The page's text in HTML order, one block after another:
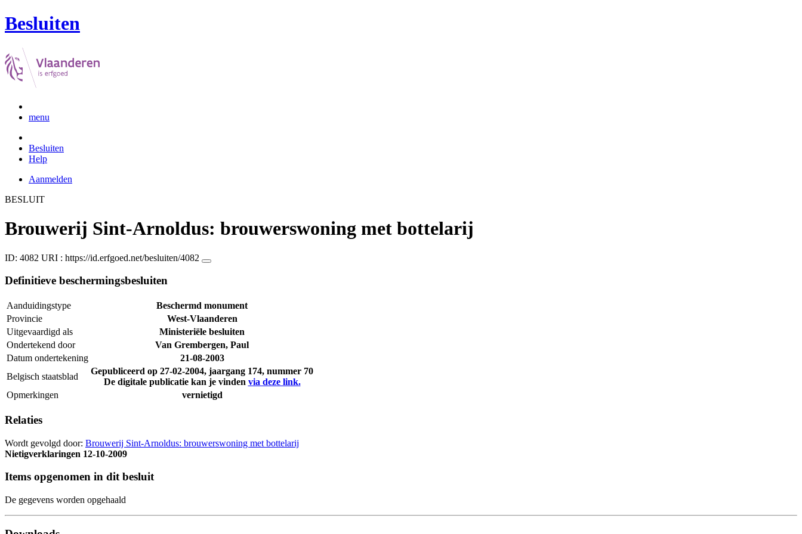
Besluiten
menu
Besluiten
Help
Aanmelden
BESLUIT
Brouwerij Sint-Arnoldus: brouwerswoning met bottelarij
ID: 4082 URI : https://id.erfgoed.net/besluiten/4082
Definitieve beschermingsbesluiten
Aanduidingstype
Beschermd monument
Provincie
West-Vlaanderen
Uitgevaardigd als
Ministeriële besluiten
Ondertekend door
Van Grembergen, Paul
Datum ondertekening
21-08-2003
Belgisch staatsblad
Gepubliceerd op 27-02-2004, jaargang 174, nummer 70
De digitale publicatie kan je vinden via deze link.
Opmerkingen
vernietigd
Relaties
Wordt gevolgd door: Brouwerij Sint-Arnoldus: brouwerswoning met bottelarij
Nietigverklaringen 12-10-2009
Items opgenomen in dit besluit
De gegevens worden opgehaald